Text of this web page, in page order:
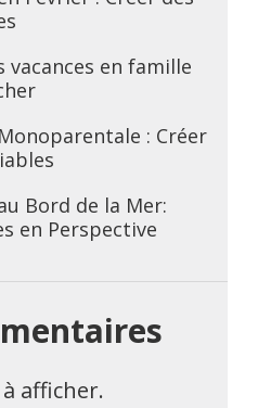
vacances en famille
: Créer
Bord de la Mer:
en Perspective
afficher.